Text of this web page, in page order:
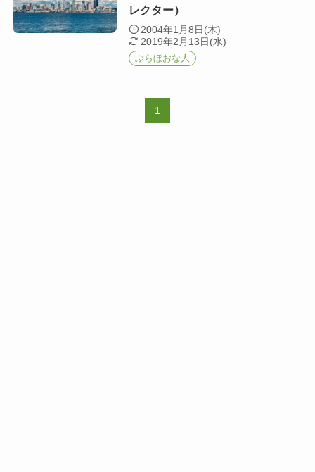
レクター）
2004年1月8日(木)
2019年2月13日(水)
ぶらぼおな人
1